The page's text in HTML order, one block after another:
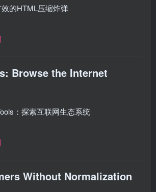
效的HTML压缩炸弹
Browse the Internet
：探索互联网生态系统
Without Normalization